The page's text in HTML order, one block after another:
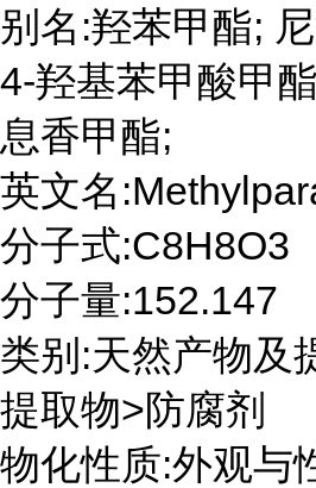
别名:羟苯甲酯;
4-羟基苯甲酸甲
息香甲酯;
英文名
分子式:C8H8O3
分子量:152.147
类别:天然产物及
提取物>防腐剂
物化性质:外观与